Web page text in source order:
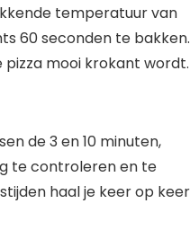
temperatuur van
60 seconden te bakken.
mooi krokant wordt.
de 3 en 10 minuten,
te controleren en te
haal je keer op keer